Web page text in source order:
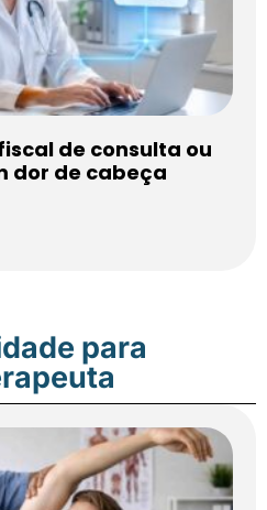
de consulta ou
dor de cabeça
para